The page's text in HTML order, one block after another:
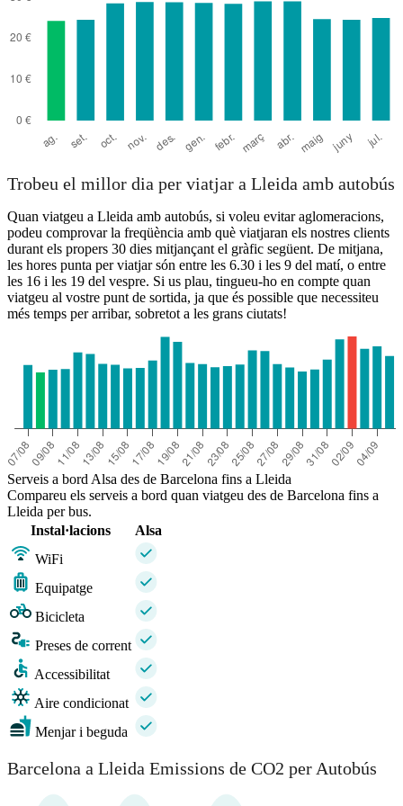
Trobeu el millor dia per viatjar a Lleida amb autobús
Quan viatgeu a Lleida amb autobús, si voleu evitar aglomeracions,
podeu comprovar la freqüència amb què viatjaran els nostres clients
durant els propers 30 dies mitjançant el gràfic següent. De mitjana,
les hores punta per viatjar són entre les 6.30 i les 9 del matí, o entre
les 16 i les 19 del vespre. Si us plau, tingueu-ho en compte quan
viatgeu al vostre punt de sortida, ja que és possible que necessiteu
més temps per arribar, sobretot a les grans ciutats!
Serveis a bord Alsa des de Barcelona fins a Lleida
Compareu els serveis a bord quan viatgeu des de Barcelona fins a
Lleida per bus.
Instal·lacions
Alsa
WiFi
Equipatge
Bicicleta
Preses de corrent
Accessibilitat
Aire condicionat
Menjar i beguda
Barcelona a Lleida Emissions de CO2 per Autobús